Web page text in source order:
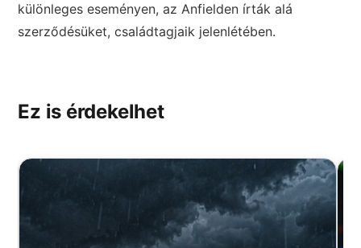
különleges eseményen, az Anfielden írták alá
szerződésüket, családtagjaik jelenlétében.
Ez is érdekelhet